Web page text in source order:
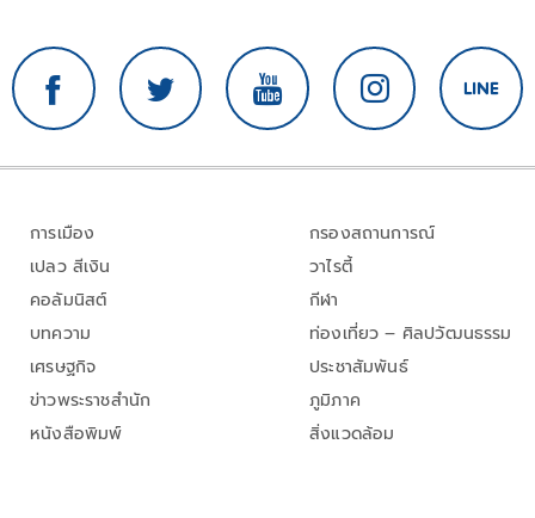
การเมือง
เปลว สีเงิน
คอลัมนิสต์
บทความ
เศรษฐกิจ
ข่าวพระราชสำนัก
หนังสือพิมพ์
กรองสถานการณ์
วาไรตี้
กีฬา
ท่องเที่ยว – ศิลปวัฒนธรรม
ประชาสัมพันธ์
ภูมิภาค
สิ่งแวดล้อม